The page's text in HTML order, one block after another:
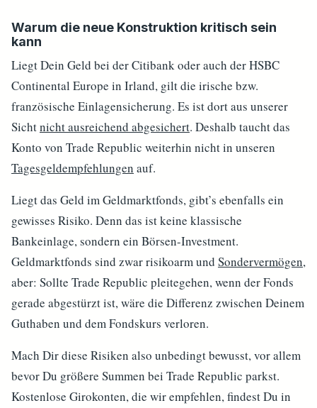
Warum die neue Konstruktion kritisch sein
kann
Liegt Dein Geld bei der Citibank oder auch der HSBC
Continental Europe in Irland, gilt die irische bzw.
französische Einlagensicherung. Es ist dort aus unserer
Sichtnicht ausreichend abgesichert. Deshalb taucht das
Konto von Trade Republic weiterhin nicht in unseren
Tagesgeldempfehlungen auf.
Liegt das Geld im Geldmarktfonds, gibt’s ebenfalls ein
gewisses Risiko. Denn das ist keine klassische
Bankeinlage, sondern ein Börsen-Investment.
Geldmarktfonds sind zwar risikoarm und Sondervermögen,
aber: Sollte Trade Republic pleitegehen, wenn der Fonds
gerade abgestürzt ist, wäre die Differenz zwischen Deinem
Guthaben und dem Fondskurs verloren.
Mach Dir diese Risiken also unbedingt bewusst, vor allem
bevor Du größere Summen bei Trade Republic parkst.
Kostenlose Girokonten, die wir empfehlen, findest Du in